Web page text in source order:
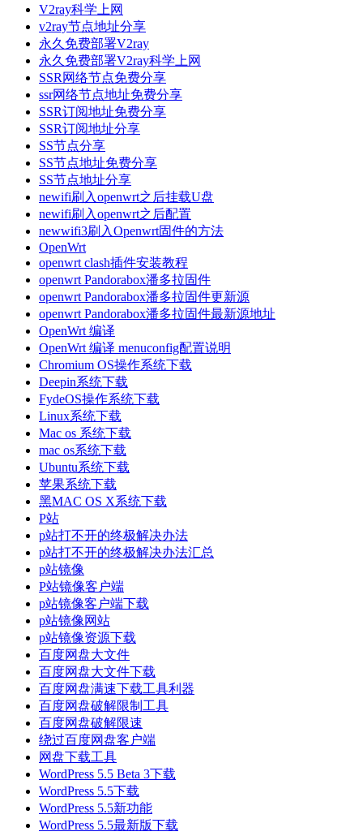
V2ray科学上网
v2ray节点地址分享
永久免费部署V2ray
永久免费部署V2ray科学上网
SSR网络节点免费分享
ssr网络节点地址免费分享
SSR订阅地址免费分享
SSR订阅地址分享
SS节点分享
SS节点地址免费分享
SS节点地址分享
newifi刷入openwrt之后挂载U盘
newifi刷入openwrt之后配置
newwifi3刷入Openwrt固件的方法
OpenWrt
openwrt clash插件安装教程
openwrt Pandorabox潘多拉固件
openwrt Pandorabox潘多拉固件更新源
openwrt Pandorabox潘多拉固件最新源地址
OpenWrt 编译
OpenWrt 编译 menuconfig配置说明
Chromium OS操作系统下载
Deepin系统下载
FydeOS操作系统下载
Linux系统下载
Mac os 系统下载
mac os系统下载
Ubuntu系统下载
苹果系统下载
黑MAC OS X系统下载
P站
p站打不开的终极解决办法
p站打不开的终极解决办法汇总
p站镜像
P站镜像客户端
p站镜像客户端下载
p站镜像网站
p站镜像资源下载
百度网盘大文件
百度网盘大文件下载
百度网盘满速下载工具利器
百度网盘破解限制工具
百度网盘破解限速
绕过百度网盘客户端
网盘下载工具
WordPress 5.5 Beta 3下载
WordPress 5.5下载
WordPress 5.5新功能
WordPress 5.5最新版下载